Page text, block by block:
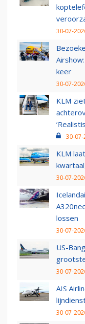
30-07-
keer
30-07-
KLM
30-07-
KLM
30-07-
lossen
30-07-
US-
30-07-
AIS
30-07-